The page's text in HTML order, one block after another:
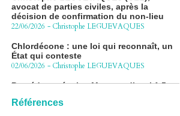
décision de confirmation du non-lieu
22/06/2026 -Christophe LEGUEVAQUES
Chlordécone : une loi qui reconnaît, un
État qui conteste
02/06/2026 -Christophe LEGUEVAQUES
Procédure pénale - Moteurs diesel 1.5
BlueHDi : complément de plainte contre
27/04/2026 -Christophe LEGUEVAQUES
Références